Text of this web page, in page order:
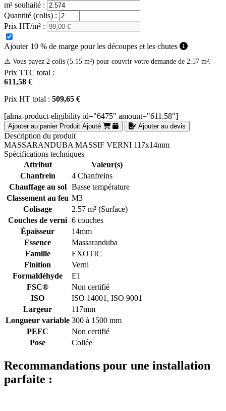
m² souhaité :
Quantité (colis) :
Prix HT/m² :
Ajouter 10 % de marge pour les découpes et les chutes
⚠️ Vous payez 2 colis (5.15 m²) pour couvrir votre demande de 2.57 m².
Prix TTC total :
611,58 €
Prix HT total : 509,65 €
[alma-product-eligibility id="6475" amount="611.58"]
Ajouter au panier Produit Ajouté Ajouter au devis
Description du produit
MASSARANDUBA MASSIF VERNI 117x14mm
Spécifications techniques
Attribut
Valeur(s)
Chanfrein
4 Chanfreins
Chauffage au sol
Basse température
Classement au feu M3
Colisage
2.57 m² (Surface)
Couches de verni 6 couches
Épaisseur
14mm
Essence
Massaranduba
Famille
EXOTIC
Finition
Verni
Formaldéhyde
E1
FSC®
Non certifié
ISO
ISO 14001, ISO 9001
Largeur
117mm
Longueur variable 300 à 1500 mm
PEFC
Non certifié
Pose
Collée
Recommandations pour une installation
parfaite :